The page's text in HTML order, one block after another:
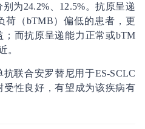
为24.2%、12.5%。抗原呈递
荷（bTMB）偏低的患者，更
而抗原呈递能力正常或bTM
。
抗联合安罗替尼用于ES-SCLC
性良好，有望成为该疾病有